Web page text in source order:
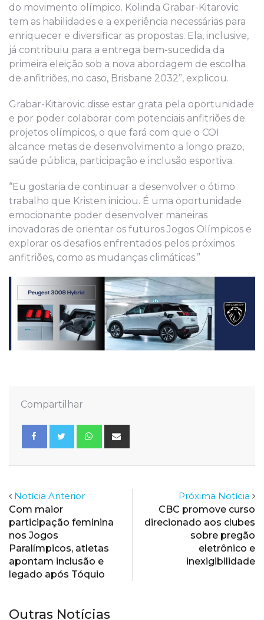
do movimento olímpico. Kolinda Grabar-Kitarovic
tem as habilidades e a experiência necessárias para
enriquecer e diversificar as propostas. Ela, inclusive,
já contribuiu para a entrega bem-sucedida da
primeira eleição sob a nova abordagem de escolha
de anfitriões, no caso, Brisbane 2032”, explicou.
Grabar-Kitarovic disse estar grata pela oportunidade
e por poder colaborar com potenciais anfitriões de
projetos olímpicos, o que fará com que o COI
alcance metas de desenvolvimento a longo prazo,
saúde pública, participação e inclusão esportiva.
“Eu gostaria de continuar a desenvolver o ótimo
trabalho que Kristen iniciou. É uma oportunidade
emocionante poder desenvolver maneiras
inovadoras de orientar os futuros Jogos Olímpicos e
explorar os desafios enfrentados pelos próximos
anfitriões, como as mudanças climáticas.”
Compartilhar
Whatsapp
Notícia Anterior
Com maior
participação feminina
nos Jogos
Paralímpicos, atletas
apontam inclusão e
legado após Tóquio
Próxima Notícia
CBC promove curso
direcionado aos clubes
sobre pregão
eletrônico e
inexigibilidade
Outras Notícias